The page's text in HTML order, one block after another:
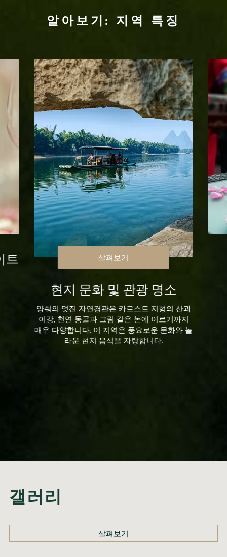
알아보기: 지역 특징
트 살펴보기
현지 문화 및 관광 명소
양숴의 멋진 자연경관은 카르스트 지형의 산과
이강, 천연 동굴과 그림 같은 논에 이르기까지
매우 다양합니다. 이 지역은 풍요로운 문화와 놀
라운 현지 음식을 자랑합니다.
갤러리
살펴보기